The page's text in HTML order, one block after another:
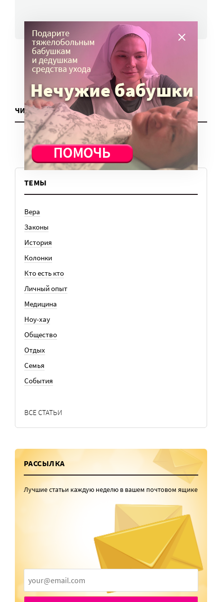
ВСЕ НОВОСТИ
ЧИТАТЬ ЕЩЕ
ТЕМЫ
Вера
Законы
История
Колонки
Кто есть кто
Личный опыт
Медицина
Ноу-хау
Общество
Отдых
Семья
События
ВСЕ СТАТЬИ
РАССЫЛКА
Лучшие статьи каждую неделю в вашем почтовом ящике